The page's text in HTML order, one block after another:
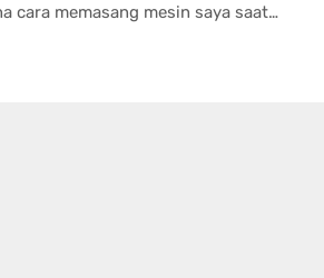
Bagaimana cara memasang mesin saya saat sudah sampai?